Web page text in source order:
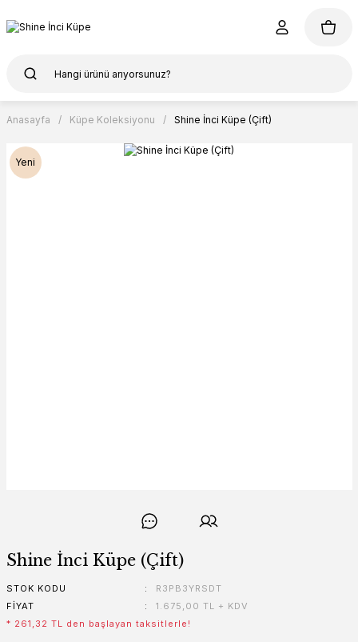
Anasayfa Küpe Koleksiyonu Shine İnci Küpe (Çift)
Yeni
Shine İnci Küpe (Çift)
STOK KODU
R3PB3YRSDT
FIYAT
1.675,00 TL + KDV
* 261,32 TL den başlayan taksitlerle!